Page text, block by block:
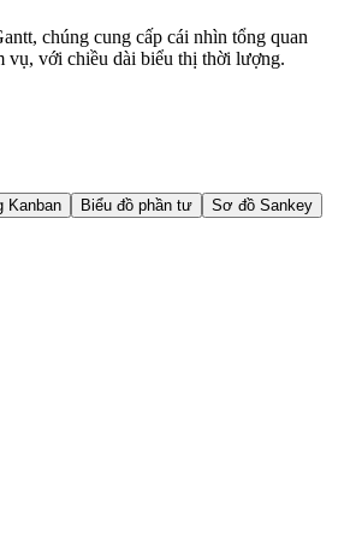
chúng cung cấp cái nhìn tổng quan
vụ, với chiều dài biểu thị thời lượng.
Kanban Biểu đồ phần tư
Sơ đồ Sankey